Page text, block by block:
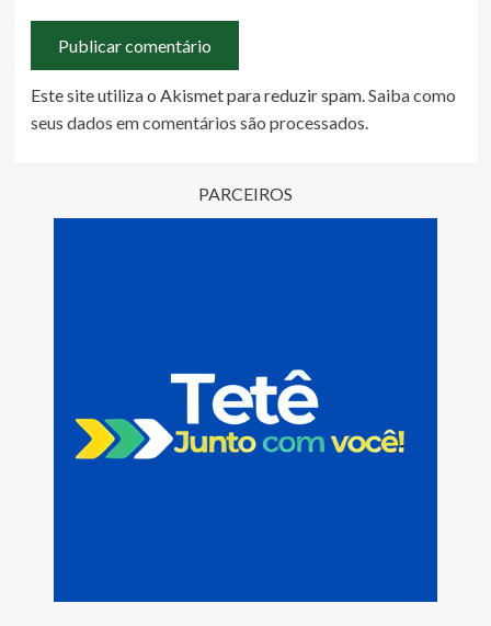
Este site utiliza o Akismet para reduzir spam.Saiba como
seus dados em comentários são processados.
PARCEIROS